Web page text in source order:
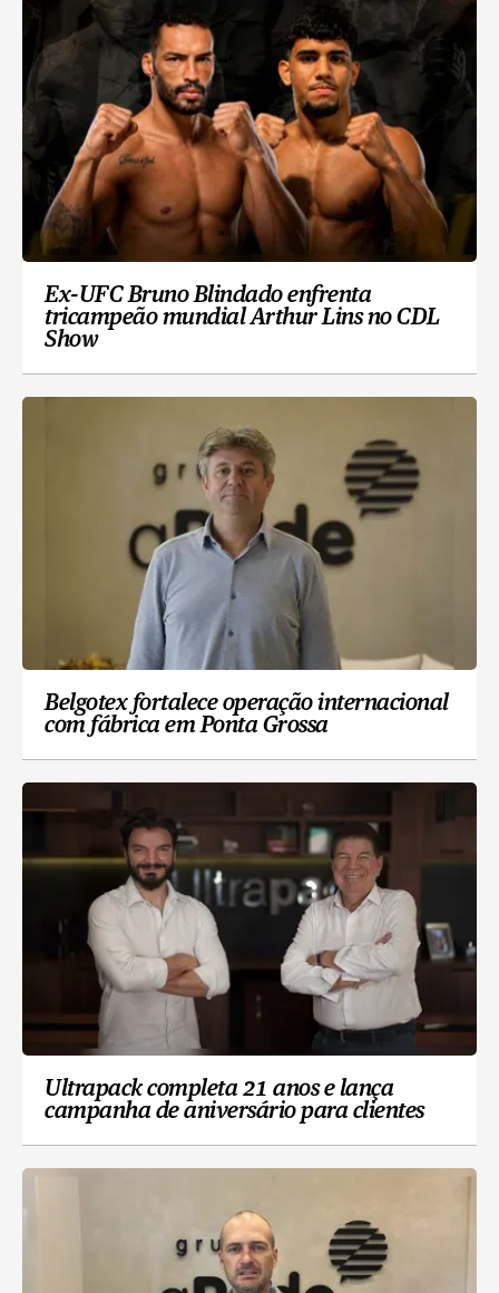
Ex-UFC Bruno Blindado enfrenta
tricampeão mundial Arthur Lins no CDL
Show
Belgotex fortalece operação internacional
com fábrica em Ponta Grossa
Ultrapack completa 21 anos e lança
campanha de aniversário para clientes